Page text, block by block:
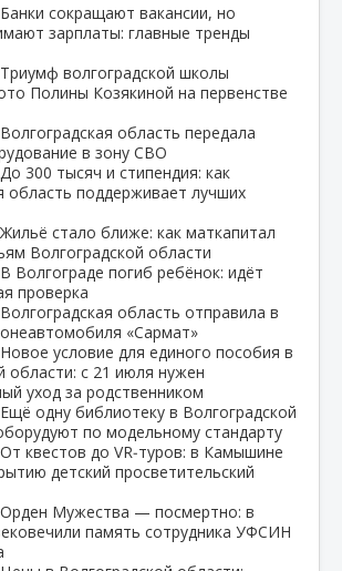
Банки сокращают вакансии, но
зарплаты: главные тренды
Триумф волгоградской школы
Полины Козякиной на первенстве
Волгоградская область передала
в зону СВО
До 300 тысяч и стипендия: как
область поддерживает лучших
Жильё стало ближе: как маткапитал
Волгоградской области
В Волгограде погиб ребёнок: идёт
проверка
Волгоградская область отправила в
«Сармат»
Новое условие для единого пособия в
области: с 21 июля нужен
уход за родственником
Ещё одну библиотеку в Волгоградской
по модельному стандарту
От квестов до VR‑туров: в Камышине
детский просветительский
Орден Мужества — посмертно: в
память сотрудника УФСИН